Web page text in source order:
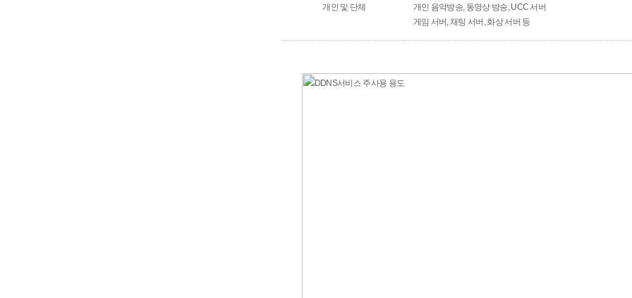
개인 및 단체
개인 음악방송, 동영상 방송, UCC 서버
게임 서버, 채팅 서버, 화상 서버 등